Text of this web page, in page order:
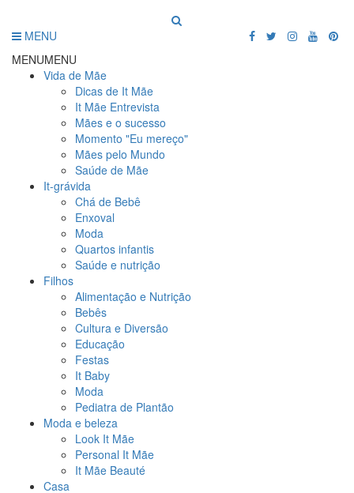
MENU
MENUMENU
Vida de Mãe
Dicas de It Mãe
It Mãe Entrevista
Mães e o sucesso
Momento "Eu mereço"
Mães pelo Mundo
Saúde de Mãe
It-grávida
Chá de Bebê
Enxoval
Moda
Quartos infantis
Saúde e nutrição
Filhos
Alimentação e Nutrição
Bebês
Cultura e Diversão
Educação
Festas
It Baby
Moda
Pediatra de Plantão
Moda e beleza
Look It Mãe
Personal It Mãe
It Mãe Beauté
Casa